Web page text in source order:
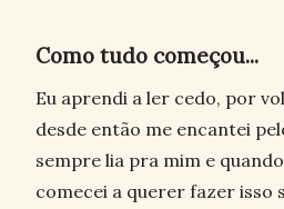
Como tudo começou...
Eu aprendi a ler cedo, por
desde então me encantei
sempre lia pra mim e
comecei a querer fazer isso